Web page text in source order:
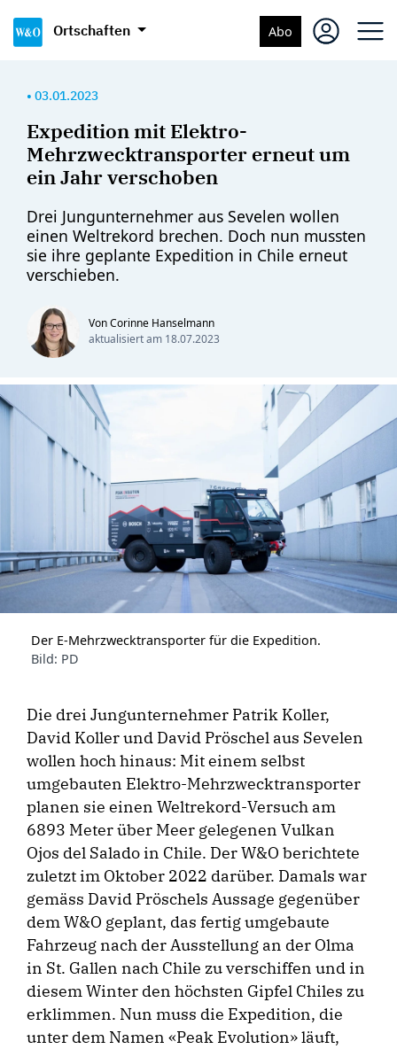
Ortschaften Abo
• 03.01.2023
Expedition mit Elektro-
Mehrzwecktransporter erneut um
ein Jahr verschoben
Drei Jungunternehmer aus Sevelen wollen
einen Weltrekord brechen. Doch nun mussten
sie ihre geplante Expedition in Chile erneut
verschieben.
Von Corinne Hanselmann
aktualisiert am 18.07.2023
Der E-Mehrzwecktransporter für die Expedition.
Bild: PD
Die drei Jungunternehmer Patrik Koller,
David Koller und David Pröschel aus Sevelen
wollen hoch hinaus: Mit einem selbst
umgebauten Elektro-Mehrzwecktransporter
planen sie einen Weltrekord-Versuch am
6893 Meter über Meer gelegenen Vulkan
Ojos del Salado in Chile. Der W&O berichtete
zuletzt im Oktober 2022 darüber. Damals war
gemäss David Pröschels Aussage gegenüber
dem W&O geplant, das fertig umgebaute
Fahrzeug nach der Ausstellung an der Olma
in St. Gallen nach Chile zu verschiffen und in
diesem Winter den höchsten Gipfel Chiles zu
erklimmen. Nun muss die Expedition, die
unter dem Namen «Peak Evolution» läuft,